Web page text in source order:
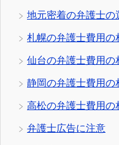
地元密着の弁護士の
札幌の弁護士費用の
仙台の弁護士費用の
静岡の弁護士費用の
高松の弁護士費用の
弁護士広告に注意